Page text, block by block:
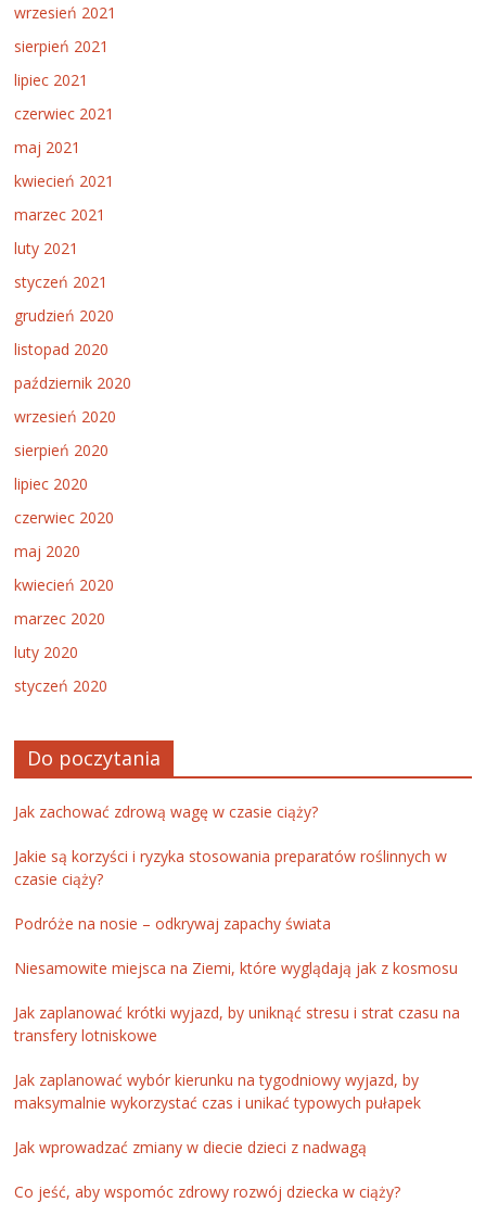
wrzesień 2021
sierpień 2021
lipiec 2021
czerwiec 2021
maj 2021
kwiecień 2021
marzec 2021
luty 2021
styczeń 2021
grudzień 2020
listopad 2020
październik 2020
wrzesień 2020
sierpień 2020
lipiec 2020
czerwiec 2020
maj 2020
kwiecień 2020
marzec 2020
luty 2020
styczeń 2020
Do poczytania
Jak zachować zdrową wagę w czasie ciąży?
Jakie są korzyści i ryzyka stosowania preparatów roślinnych w
czasie ciąży?
Podróże na nosie – odkrywaj zapachy świata
Niesamowite miejsca na Ziemi, które wyglądają jak z kosmosu
Jak zaplanować krótki wyjazd, by uniknąć stresu i strat czasu na
transfery lotniskowe
Jak zaplanować wybór kierunku na tygodniowy wyjazd, by
maksymalnie wykorzystać czas i unikać typowych pułapek
Jak wprowadzać zmiany w diecie dzieci z nadwagą
Co jeść, aby wspomóc zdrowy rozwój dziecka w ciąży?